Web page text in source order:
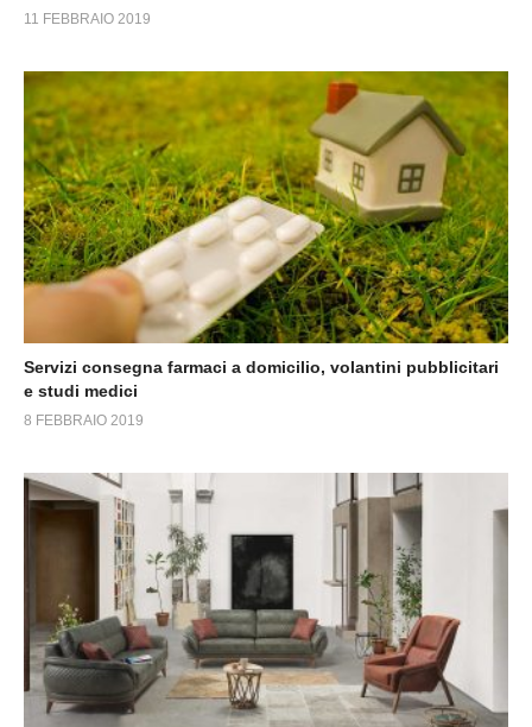
11 FEBBRAIO 2019
Servizi consegna farmaci a domicilio, volantini pubblicitari
e studi medici
8 FEBBRAIO 2019